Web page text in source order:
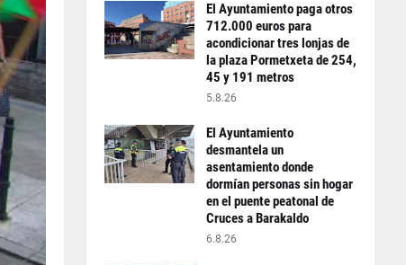
El Ayuntamiento paga otros
712.000 euros para
acondicionar tres lonjas de
la plaza Pormetxeta de 254,
45 y 191 metros
5.8.26
El Ayuntamiento
desmantela un
asentamiento donde
dormían personas sin hogar
en el puente peatonal de
Cruces a Barakaldo
6.8.26